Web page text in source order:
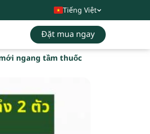
Tiếng Việt
Đặt mua ngay
ngang tầm thuốc